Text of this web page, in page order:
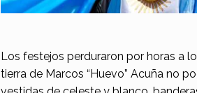
Los festejos perduraron por horas a
tierra de Marcos “Huevo” Acuña no